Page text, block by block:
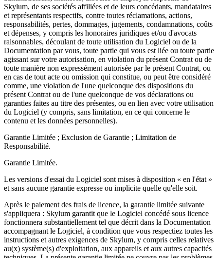
Skylum, de ses sociétés affiliées et de leurs concédants, mandataires
et représentants respectifs, contre toutes réclamations, actions,
responsabilités, pertes, dommages, jugements, condamnations, coûts
et dépenses, y compris les honoraires juridiques et/ou d'avocats
raisonnables, découlant de toute utilisation du Logiciel ou de la
Documentation par vous, toute partie qui vous est liée ou toute partie
agissant sur votre autorisation, en violation du présent Contrat ou de
toute manière non expressément autorisée par le présent Contrat, ou
en cas de tout acte ou omission qui constitue, ou peut être considéré
comme, une violation de l'une quelconque des dispositions du
présent Contrat ou de l'une quelconque de vos déclarations ou
garanties faites au titre des présentes, ou en lien avec votre utilisation
du Logiciel (y compris, sans limitation, en ce qui concerne le
contenu et les données personnelles).
Garantie Limitée ; Exclusion de Garantie ; Limitation de
Responsabilité.
Garantie Limitée.
Les versions d'essai du Logiciel sont mises à disposition « en l'état »
et sans aucune garantie expresse ou implicite quelle qu'elle soit.
Après le paiement des frais de licence, la garantie limitée suivante
s'appliquera : Skylum garantit que le Logiciel concédé sous licence
fonctionnera substantiellement tel que décrit dans la Documentation
accompagnant le Logiciel, à condition que vous respectiez toutes les
instructions et autres exigences de Skylum, y compris celles relatives
au(x) système(s) d'exploitation, aux appareils et aux autres capacités